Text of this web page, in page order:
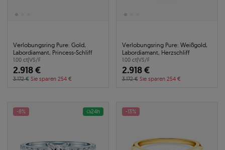
Verlobungsring Pure: Gold,
Labordiamant, Princess-Schliff
1.00 ct|VS/F
2.918 €
3.172 € Sie sparen 254 €
Verlobungsring Pure: Weißgold,
Labordiamant, Herzschliff
1.00 ct|VS/F
2.918 €
3.172 € Sie sparen 254 €
-8% 24h -13%